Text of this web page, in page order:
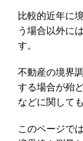
比較的近年に
う場合以外に
す。
不動産の境界
する場合が殆
などに関して
このページで